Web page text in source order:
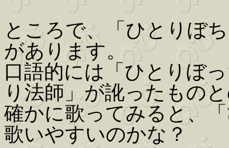
ところで、「ひとりぼ
があります。
口語的には「ひとりぼ
り法師」が訛ったもの
確かに歌ってみると、
歌いやすいのかな？